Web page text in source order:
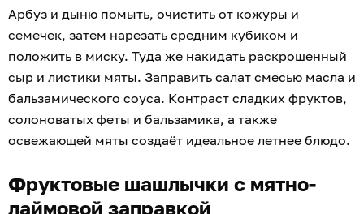
Арбуз и дыню помыть, очистить от кожуры и
семечек, затем нарезать средним кубиком и
положить в миску. Туда же накидать раскрошенный
сыр и листики мяты. Заправить салат смесью масла и
бальзамического соуса. Контраст сладких фруктов,
солоноватых феты и бальзамика, а также
освежающей мяты создаёт идеальное летнее блюдо.
Фруктовые шашлычки с мятно-
лаймовой заправкой